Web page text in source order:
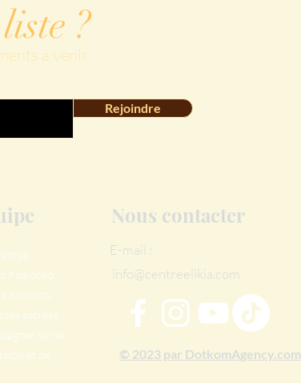
?
à venir
Rejoindre
Kinkonko,
Kimuntu,
sacrées
sur le
et de
Nous contacter
E-mail :
info@centreelikia.com
© 2023 par DotkomAgency.com